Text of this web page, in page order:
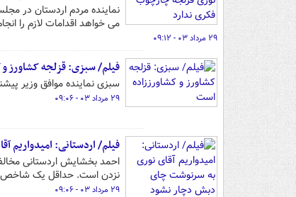
نماینده مردم اردستان در
می خواهد اقدامات لازم را
۲۹ مرداد ۰۳ - ۰۹:۱۲
فیلم/ سبزی: قزلجه کشاورز
سبزی نماینده موافق وزیر
۲۹ مرداد ۰۳ - ۰۹:۰۶
فیلم/ اردستانی:
احمد بخشایش اردستانی
نزدن است. حداقل یک شاخص به مابدهند که تا ۴ سال آینده
۲۹ مرداد ۰۳ - ۰۹:۰۶